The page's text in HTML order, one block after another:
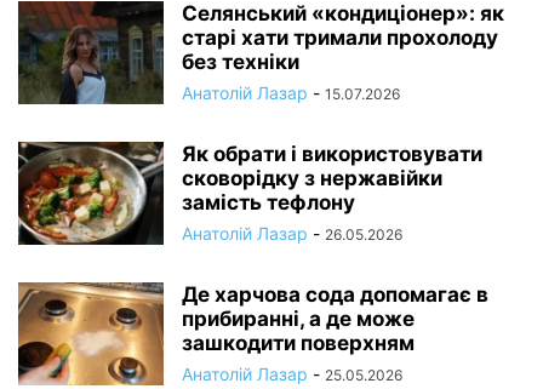
Селянський «кондиціонер»: як
старі хати тримали прохолоду
без техніки
Анатолій Лазар - 15.07.2026
Як обрати і використовувати
сковорідку з нержавійки
замість тефлону
Анатолій Лазар - 26.05.2026
Де харчова сода допомагає в
прибиранні, а де може
зашкодити поверхням
Анатолій Лазар - 25.05.2026